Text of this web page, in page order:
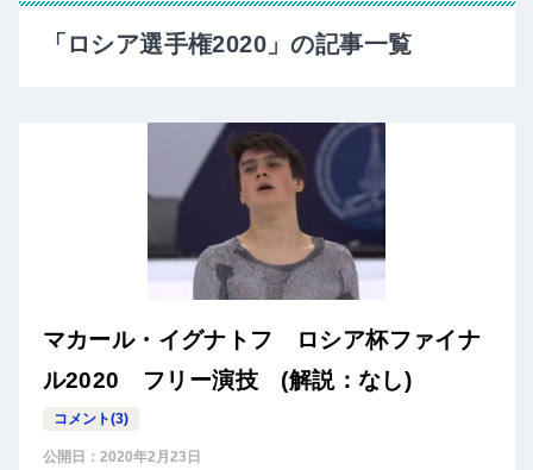
「ロシア選手権2020」の記事一覧
マカール・イグナトフ ロシア杯ファイナ
ル2020 フリー演技 (解説：なし)
コメント(3)
公開日： 2020年2月23日